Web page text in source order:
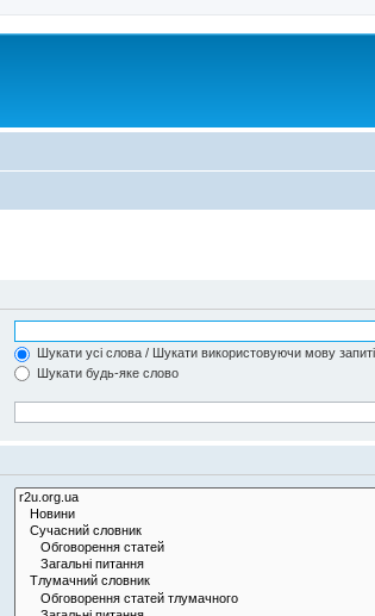
Шукати усі слова / Шукати використовуючи мову
Шукати будь-яке слово